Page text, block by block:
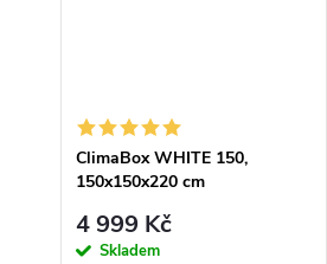
ClimaBox WHITE 150,
150x150x220 cm
4 999 Kč
Skladem